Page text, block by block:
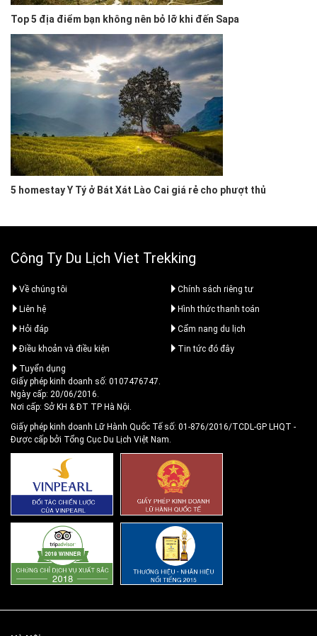
Top 5 địa điểm bạn không nên bỏ lỡ khi đến Sapa
5 homestay Y Tý ở Bát Xát Lào Cai giá rẻ cho phượt thủ
Công Ty Du Lịch Viet Trekking
Về chúng tôi
Chính sách riêng tư
Liên hệ
Hình thức thanh toán
Hỏi đáp
Cẩm nang du lịch
Điều khoản và điều kiện
Tin tức đó đây
Tuyển dụng
Giấy phép kinh doanh số: 0107476747.
Ngày cấp: 20/06/2016.
Nơi cấp: Sở KH & ĐT TP Hà Nội.
Giấy phép kinh doanh Lữ Hành Quốc Tế số: 01-876/2016/TCDL-GP LHQT -
Được cấp bởi Tổng Cục Du Lịch Việt Nam.